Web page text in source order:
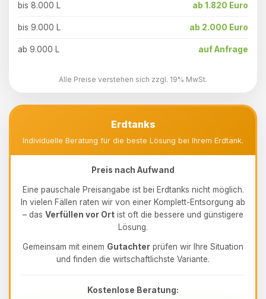
bis 8.000 L ab 1.820 Euro
bis 9.000 L ab 2.000 Euro
ab 9.000 L auf Anfrage
Alle Preise verstehen sich zzgl. 19% MwSt.
Erdtanks
Individuelle Beratung für die beste Lösung bei Ihrem Erdtank.
Preis nach Aufwand
Eine pauschale Preisangabe ist bei Erdtanks nicht möglich.
In vielen Fällen raten wir von einer Komplett-Entsorgung ab
– das Verfüllen vor Ort ist oft die bessere und günstigere
Lösung.
Gemeinsam mit einem Gutachter prüfen wir Ihre Situation
und finden die wirtschaftlichste Variante.
Kostenlose Beratung: